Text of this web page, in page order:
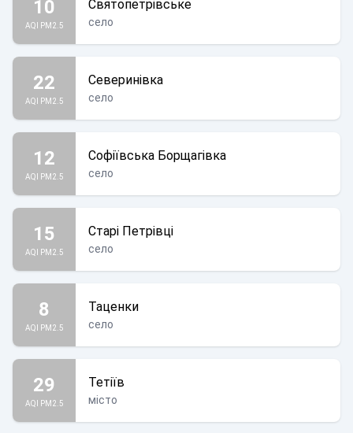
10
AQI PM2.5
Святопетрівське
село
22
AQI PM2.5
Северинівка
село
12
AQI PM2.5
Софіївська Борщагівка
село
15
AQI PM2.5
Старі Петрівці
село
8
AQI PM2.5
Таценки
село
29
AQI PM2.5
Тетіїв
місто